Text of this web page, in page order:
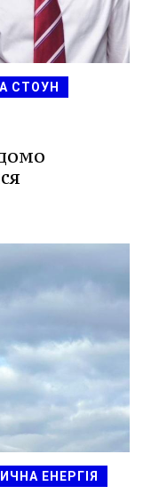
СТОУН
ЕНЕРГІЯ